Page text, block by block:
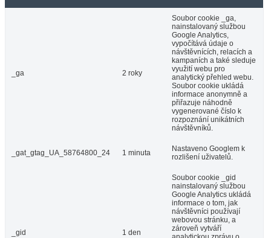
_ga 2 roky
Soubor cookie _ga,
nainstalovaný službou
Google Analytics,
vypočítává údaje o
návštěvnících, relacích a
kampaních a také sleduje
využití webu pro
analytický přehled webu.
Soubor cookie ukládá
informace anonymně a
přiřazuje náhodně
vygenerované číslo k
rozpoznání unikátních
návštěvníků.
_gat_gtag_UA_58764800_24 1 minuta
Nastaveno Googlem k
rozlišení uživatelů.
_gid 1 den
Soubor cookie _gid
nainstalovaný službou
Google Analytics ukládá
informace o tom, jak
návštěvníci používají
webovou stránku, a
zároveň vytváří